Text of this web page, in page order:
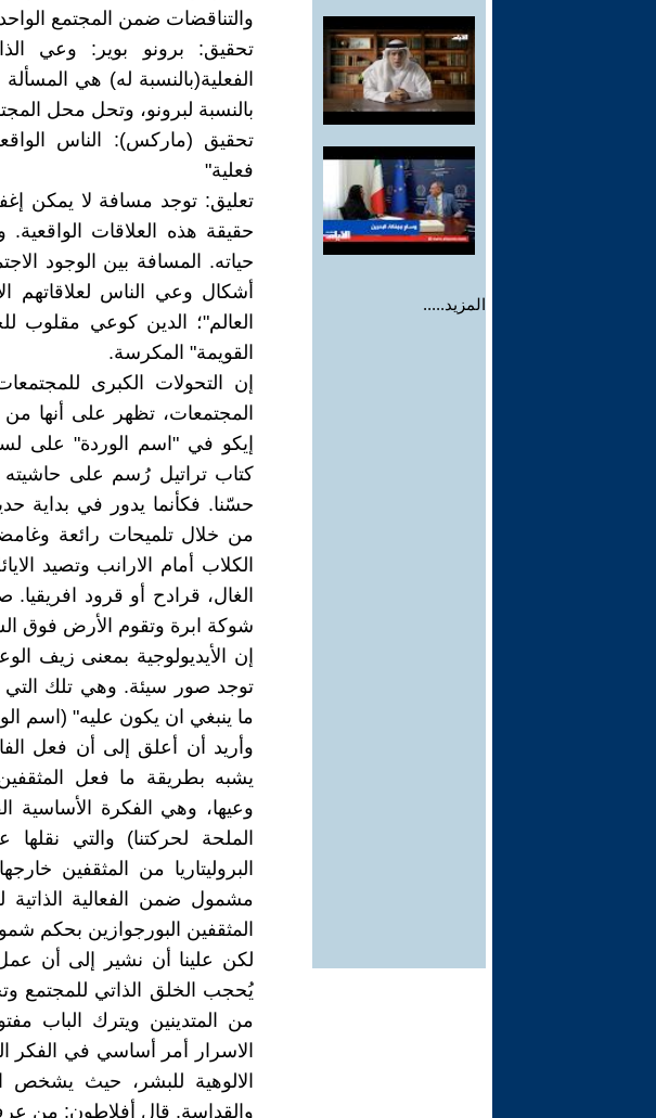
المزيد.....
والتناقضات ضمن المجتمع
تحقيق: برونو بوير: وعي
الفعلية(بالنسبة له) هي
بالنسبة لبرونو، وتحل محل
تحقيق (ماركس): الناس
فعلية"
تعليق: توجد مسافة لا يمكن
حقيقة هذه العلاقات
حياته. المسافة بين الوجود
أشكال وعي الناس لعلاقاتهم
العالم"؛ الدين كوعي مقلوب
القويمة" المكرسة.
إن التحولات الكبرى
المجتمعات، تظهر على أنها
إيكو في "اسم الوردة" على
كتاب تراتيل رُسم على حاشيته
حسّنا. فكأنما يدور في بداية
من خلال تلميحات رائعة
الغال، قرادح أو قرود
شوكة ابرة وتقوم الأرض فوق
إن الأيديولوجية بمعنى زيف
توجد صور سيئة. وهي تلك
ما ينبغي ان يكون عليه" (اسم
وأريد أن أعلق إلى أن فعل
يشبه بطريقة ما فعل
وعيها، وهي الفكرة الأساسية
الملحة لحركتنا) والتي
البروليتاريا من المثقفين
مشمول ضمن الفعالية الذاتية
المثقفين البورجوازين بحكم
لكن علينا أن نشير إلى أن
يُحجب الخلق الذاتي للمجتمع
من المتدينين ويترك الباب
الاسرار أمر أساسي في الفكر
الالوهية للبشر، حيث
والقداسة. قال أفلاطون: من